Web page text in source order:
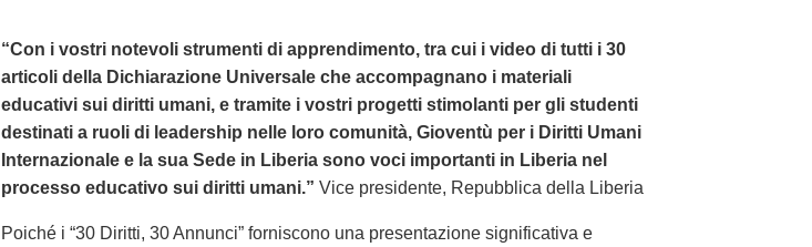
“Con i vostri notevoli strumenti di apprendimento, tra cui i video di tutti i 30
articoli della Dichiarazione Universale che accompagnano i materiali
educativi sui diritti umani, e tramite i vostri progetti stimolanti per gli studenti
destinati a ruoli di leadership nelle loro comunità, Gioventù per i Diritti Umani
Internazionale e la sua Sede in Liberia sono voci importanti in Liberia nel
processo educativo sui diritti umani.” Vice presidente, Repubblica della Liberia
Poiché i “30 Diritti, 30 Annunci” forniscono una presentazione significativa e